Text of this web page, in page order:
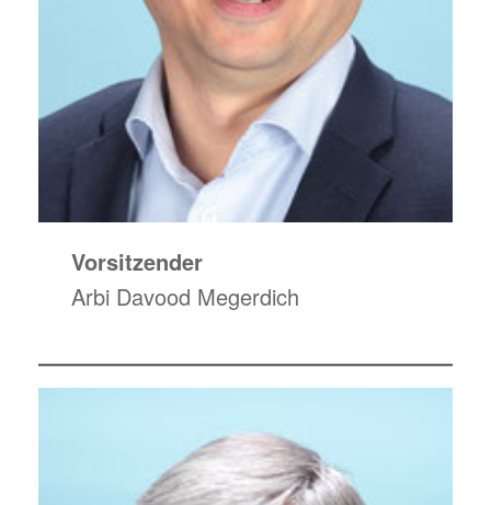
Vorsitzender
Arbi Davood Megerdich